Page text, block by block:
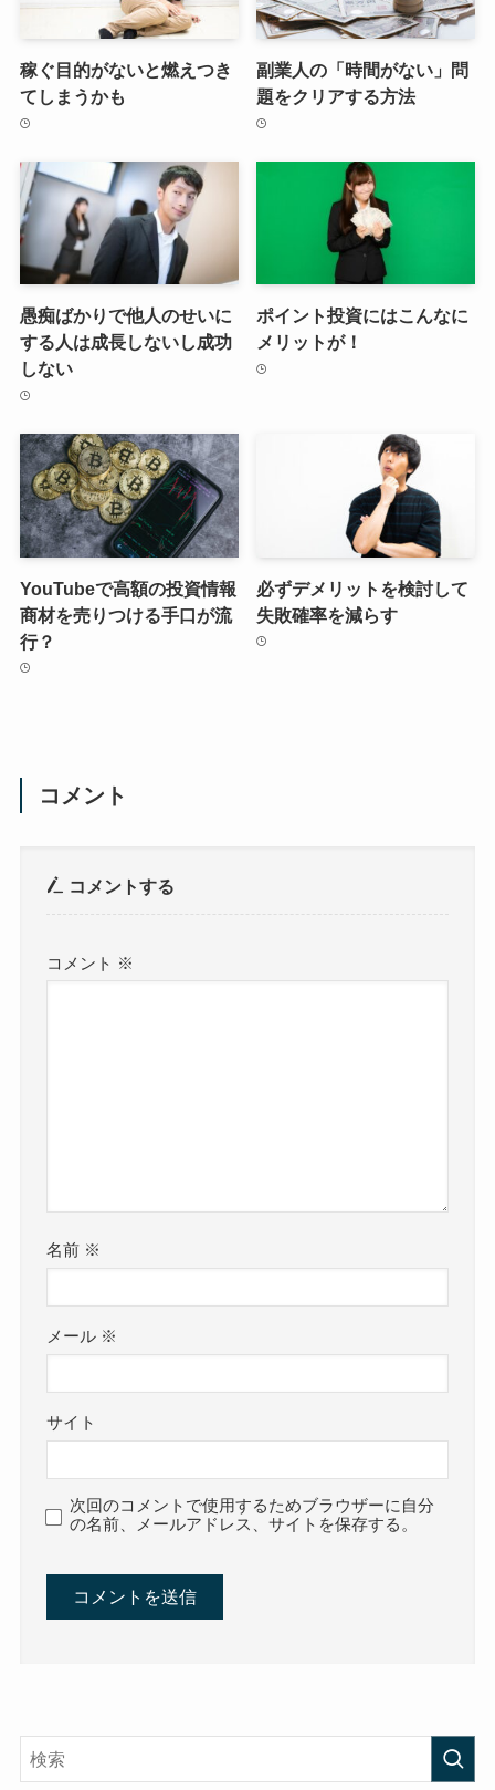
稼ぐ目的がないと燃えつき
てしまうかも
副業人の「時間がない」問
題をクリアする方法
愚痴ばかりで他人のせいに
する人は成長しないし成功
しない
ポイント投資にはこんなに
メリットが！
YouTubeで高額の投資情報
商材を売りつける手口が流
行？
必ずデメリットを検討して
失敗確率を減らす
コメント
コメントする
コメント ※
名前 ※
メール ※
サイト
次回のコメントで使用するためブラウザーに自分
の名前、メールアドレス、サイトを保存する。